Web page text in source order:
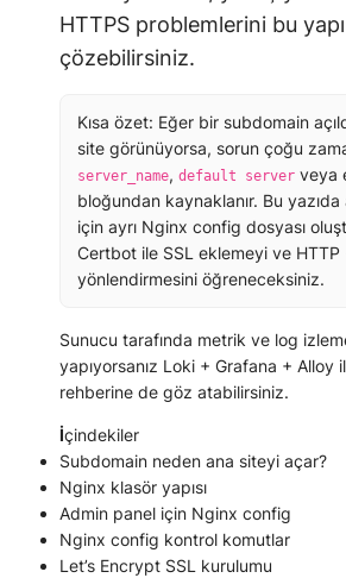
HTTPS problemlerini bu
çözebilirsiniz.
Kısa özet: Eğer bir subdomain
site görünüyorsa, sorun çoğu
server_name, default server veya
bloğundan kaynaklanır. Bu
için ayrı Nginx config dosyası
Certbot ile SSL eklemeyi ve
yönlendirmesini öğreneceksiniz.
Sunucu tarafında metrik ve log
yapıyorsanız Loki + Grafana + Alloy
rehberine de göz atabilirsiniz.
İçindekiler
Subdomain neden ana siteyi açar?
Nginx klasör yapısı
Admin panel için Nginx config
Nginx config kontrol komutlar
Let’s Encrypt SSL kurulumu